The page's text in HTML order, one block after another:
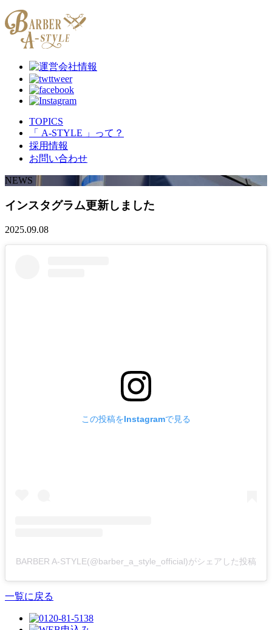
TOPICS
「 A-STYLE 」って？
採用情報
お問い合わせ
NEWS
インスタグラム更新しました
2025.09.08
この投稿をInstagramで見る
BARBER A-STYLE(@barber_a_style_official)がシェアした投稿
一覧に戻る